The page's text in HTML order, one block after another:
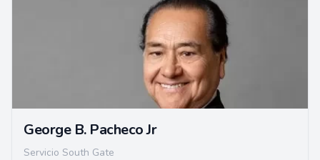
George B. Pacheco Jr
Servicio South Gate